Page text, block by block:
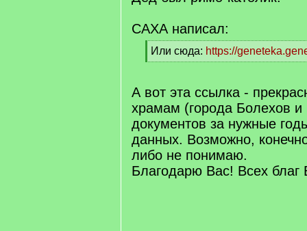
САХА написал:
[
q
Или сюда: https://
[
q
]
А вот эта ссылка -
храмам (города Болехов
документов за нужные
данных. Возможно,
либо не понимаю.
Благодарю Вас! Всех благ